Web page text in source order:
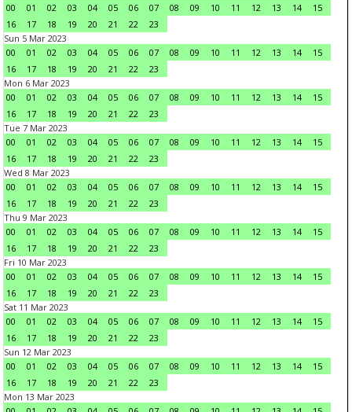
00
01 02 03 04 05 06 07 08 09 10 11 12 13 14
15
16
17 18 19 20 21 22
23
Sun 5 Mar 2023
00
01 02 03 04 05 06 07 08 09 10 11 12 13 14
15
16
17 18 19 20 21 22
23
Mon 6 Mar 2023
00
01 02 03 04 05 06 07 08 09 10 11 12 13 14
15
16
17 18 19 20 21 22
23
Tue 7 Mar 2023
00
01 02 03 04 05 06 07 08 09 10 11 12 13 14
15
16
17 18 19 20 21 22
23
Wed 8 Mar 2023
00
01 02 03 04 05 06 07 08 09 10 11 12 13 14
15
16
17 18 19 20 21 22
23
Thu 9 Mar 2023
00
01 02 03 04 05 06 07 08 09 10 11 12 13 14
15
16
17 18 19 20 21 22
23
Fri 10 Mar 2023
00
01 02 03 04 05 06 07 08 09 10 11 12 13 14
15
16
17 18 19 20 21 22
23
Sat 11 Mar 2023
00
01 02 03 04 05 06 07 08 09 10 11 12 13 14
15
16
17 18 19 20 21 22
23
Sun 12 Mar 2023
00
01 02 03 04 05 06 07 08 09 10 11 12 13 14
15
16
17 18 19 20 21 22
23
Mon 13 Mar 2023